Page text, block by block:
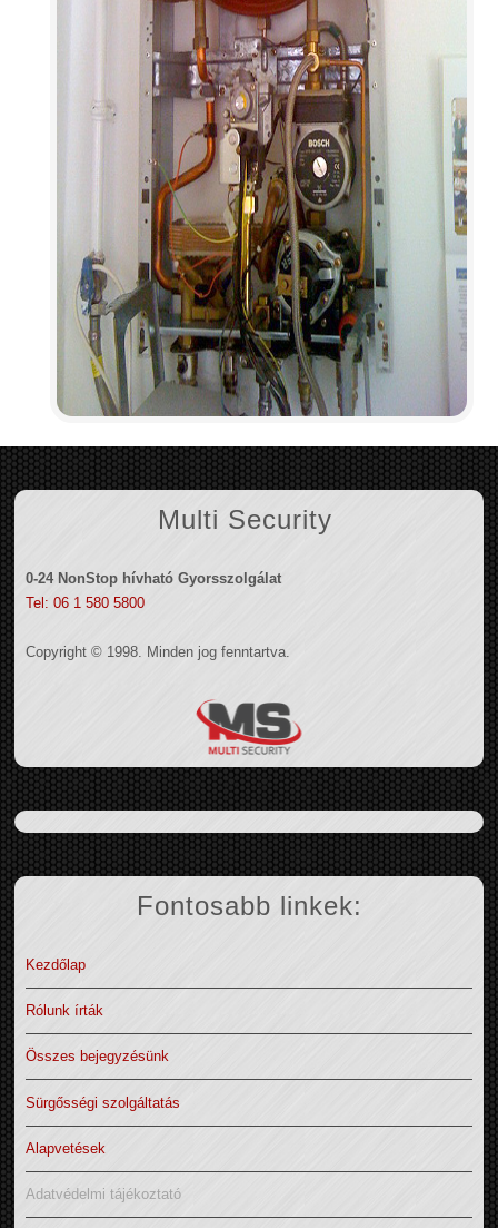
Multi Security
0-24 NonStop hívható Gyorsszolgálat
Tel: 06 1 580 5800
Copyright © 1998. Minden jog fenntartva.
Fontosabb linkek:
Kezdőlap
Rólunk írták
Összes bejegyzésünk
Sürgősségi szolgáltatás
Alapvetések
Adatvédelmi tájékoztató